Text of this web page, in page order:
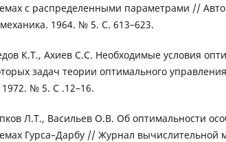
с распределенными параметрами //
1964. № 5. C. 613–623.
К.Т., Ахиев С.С. Необходимые условия
задач теории оптимального
№ 5. C .12–16.
Л.Т., Васильев О.В. Об оптимальности
Гурса–Дарбу // Журнал вычислительной